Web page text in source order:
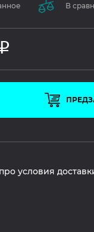
В
Р
условия